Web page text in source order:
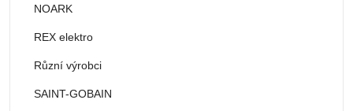
NOARK
REX elektro
Různí výrobci
SAINT-GOBAIN